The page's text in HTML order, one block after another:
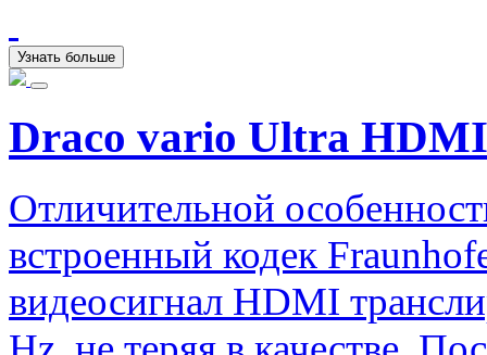
Узнать больше
Draco vario Ultra
Отличительной
встроенный кодек
видеосигнал HDMI